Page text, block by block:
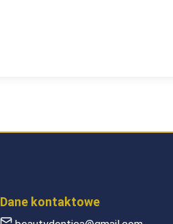
Dane kontaktowe